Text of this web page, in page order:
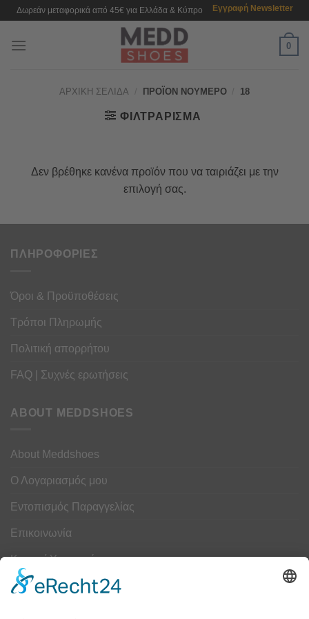
Μετάβαση
περιεχόμενο
Δωρεάν μεταφορικά από 45€ για Ελλάδα & Κύπρο Εγγραφή Newsletter
0
ΑΡΧΙΚΉ ΣΕΛΊΔΑ ΠΡΟΪΌΝ ΝΟΎΜΕΡΟ 18
ΦΙΛΤΡΆΡΙΣΜΑ
Δεν βρέθηκε κανένα προϊόν που να ταιριάζει με την
επιλογή σας.
ΠΛΗΡΟΦΟΡΙΕΣ
Όροι & Προϋποθέσεις
Τρόποι Πληρωμής
Πολιτική απορρήτου
FAQ | Συχνές ερωτήσεις
ABOUT MEDDSHOES
About Meddshoes
Ο Λογαριασμός μου
Εντοπισμός Παραγγελίας
Επικοινωνία
Κουμπί Υπαναχώρησης
ΟΔΗΓΟΣ ΜΕΓΕΘΩΝ